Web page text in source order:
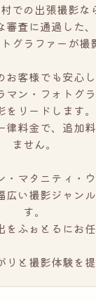
での出張撮影な
審査に通過した
グラファーが撮
お客様でも安心
マン・フォトグ
をリードします。
律料金で、追加
ません。
・マタニティ・
広い撮影ジャン
す。
ふぉとるにお任
と撮影体験を提